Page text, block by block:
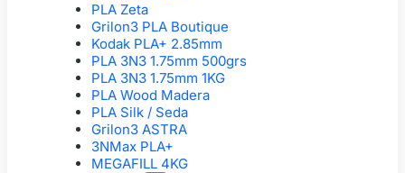
PLA Zeta
Grilon3 PLA Boutique
Kodak PLA+ 2.85mm
PLA 3N3 1.75mm 500grs
PLA 3N3 1.75mm 1KG
PLA Wood Madera
PLA Silk / Seda
Grilon3 ASTRA
3NMax PLA+
MEGAFILL 4KG